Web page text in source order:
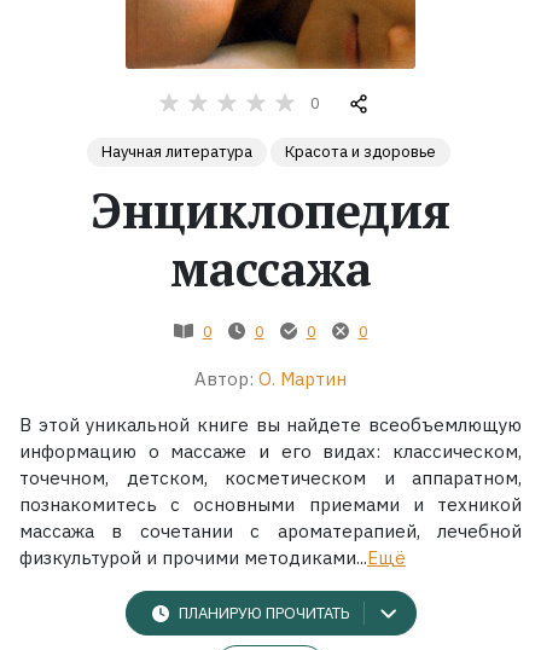
0
Научная литература Красота и здоровье
Энциклопедия
массажа
0 0 0 0
Автор: О. Мартин
В этой уникальной книге вы найдете всеобъемлющую
информацию о массаже и его видах: классическом,
точечном, детском, косметическом и аппаратном,
познакомитесь с основными приемами и техникой
массажа в сочетании с ароматерапией, лечебной
физкультурой и прочими методиками...Ещё
ПЛАНИРУЮ ПРОЧИТАТЬ